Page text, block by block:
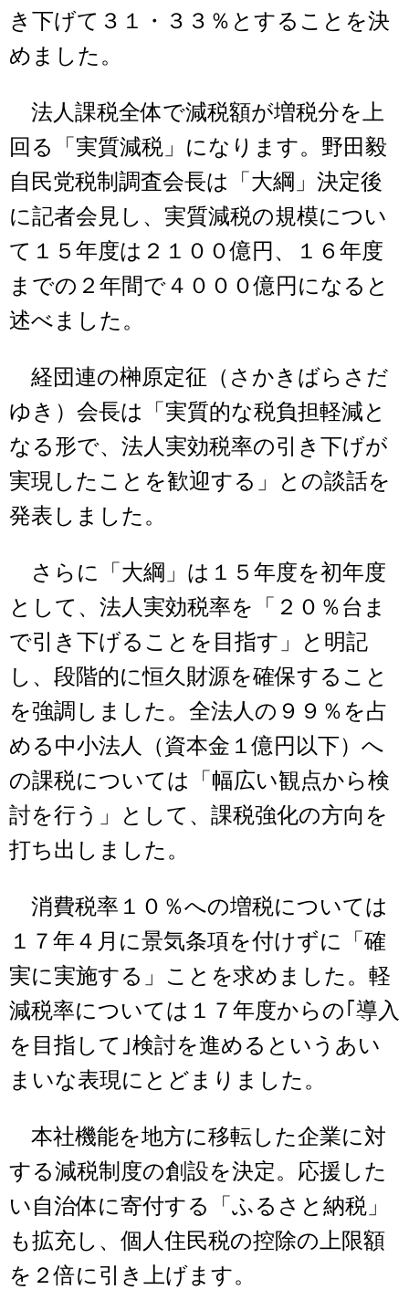
き下げて３１・３３％とすることを決
めました。
法人課税全体で減税額が増税分を上
回る「実質減税」になります。野田毅
自民党税制調査会長は「大綱」決定後
に記者会見し、実質減税の規模につい
て１５年度は２１００億円、１６年度
までの２年間で４０００億円になると
述べました。
経団連の榊原定征（さかきばらさだ
ゆき）会長は「実質的な税負担軽減と
なる形で、法人実効税率の引き下げが
実現したことを歓迎する」との談話を
発表しました。
さらに「大綱」は１５年度を初年度
として、法人実効税率を「２０％台ま
で引き下げることを目指す」と明記
し、段階的に恒久財源を確保すること
を強調しました。全法人の９９％を占
める中小法人（資本金１億円以下）へ
の課税については「幅広い観点から検
討を行う」として、課税強化の方向を
打ち出しました。
消費税率１０％への増税については
１７年４月に景気条項を付けずに「確
実に実施する」ことを求めました。軽
減税率については１７年度からの｢導入
を目指して｣検討を進めるというあい
まいな表現にとどまりました。
本社機能を地方に移転した企業に対
する減税制度の創設を決定。応援した
い自治体に寄付する「ふるさと納税」
も拡充し、個人住民税の控除の上限額
を２倍に引き上げます。